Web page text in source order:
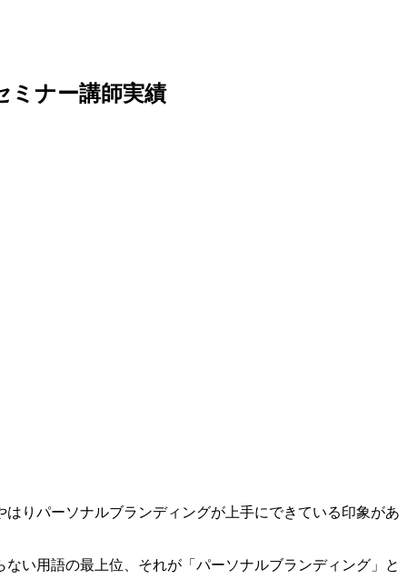
ミナー講師実績
りパーソナルブランディングが上手にできている印象があ
い用語の最上位、それが「パーソナルブランディング」と